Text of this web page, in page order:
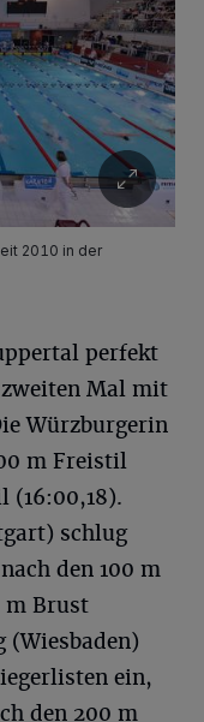
2010 in der
perfekt
Mal mit
Würzburgerin
m Freistil
(16:00,18).
schlug
den 100 m
m Brust
(Wiesbaden)
ein,
den 200 m